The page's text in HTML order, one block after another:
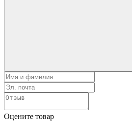
Оцените товар